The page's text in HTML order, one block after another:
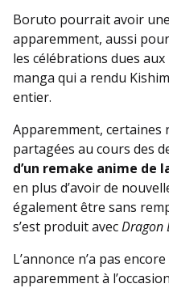
Boruto pourrait avoir
apparemment, aussi
les célébrations dues
manga qui a rendu
entier.
Apparemment,
partagées au cours des
d’un remake anime de
en plus d’avoir de
également être sans
s’est produit avecDragon
L’annonce n’a pas
apparemment à